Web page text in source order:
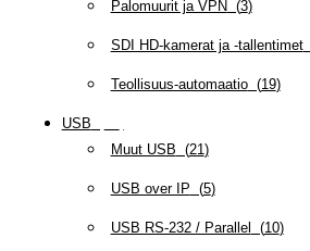
Palomuurit ja VPN (3)
SDI HD-kamerat ja -tallentimet
Teollisuus-automaatio(19)
USB
Muut USB (21 )
USB over IP (5)
USB RS-232 / Parallel (10)